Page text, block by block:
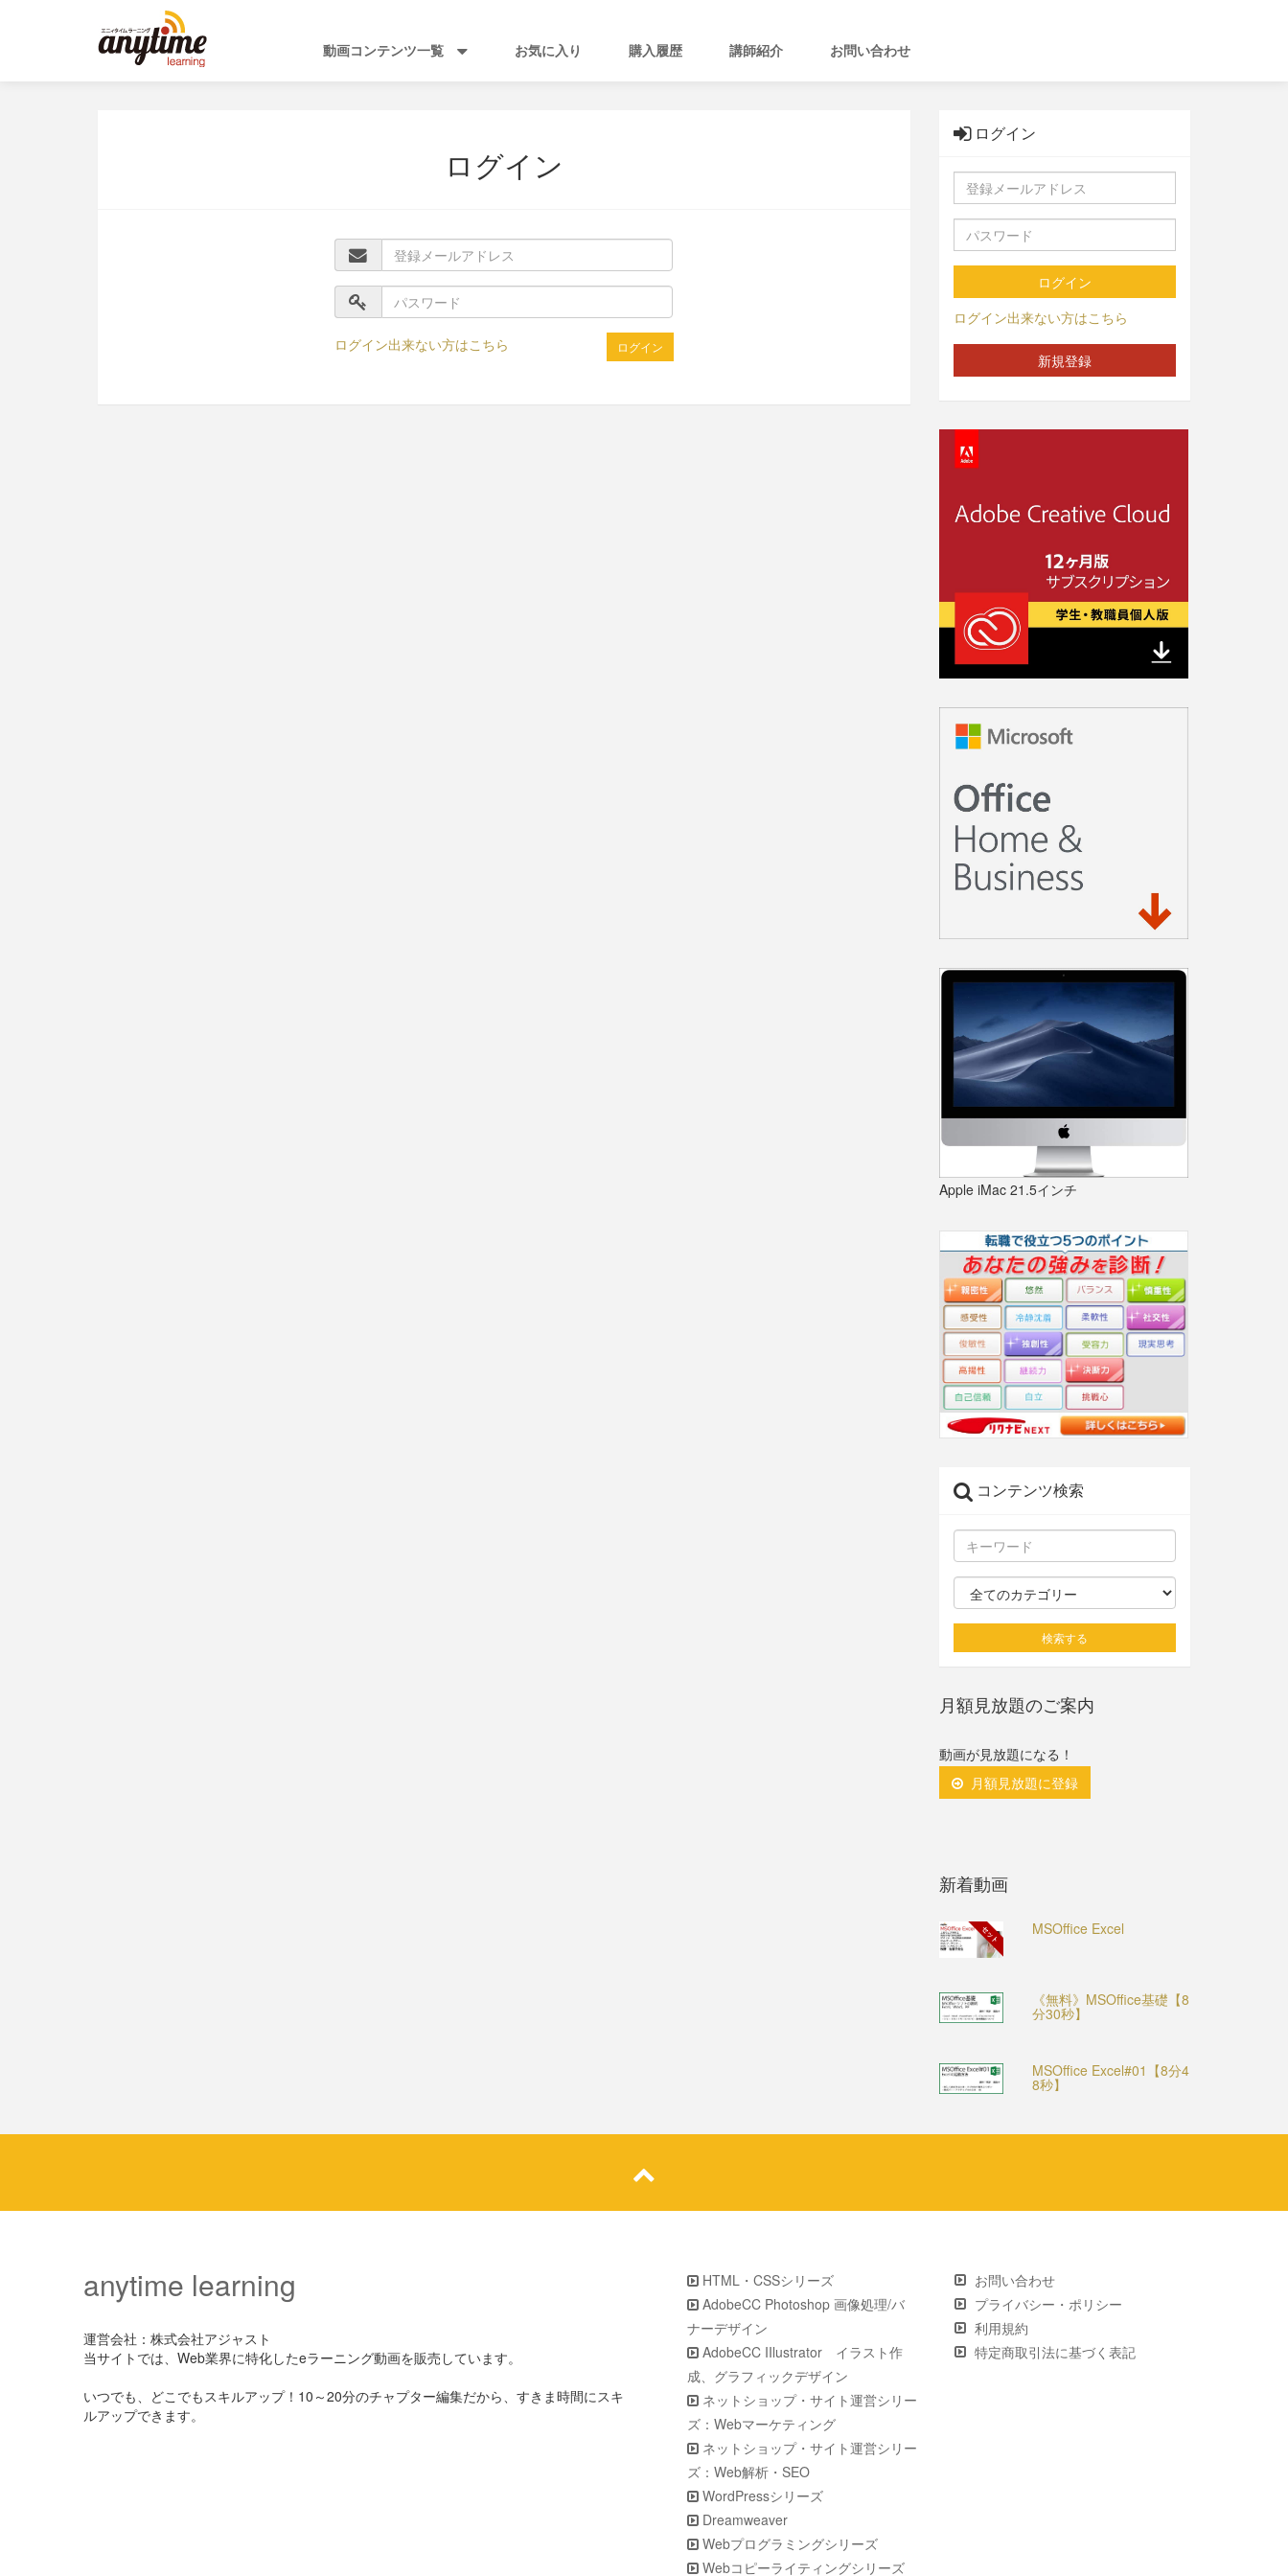
動画コンテンツ一覧 お気に入り 購入履歴 講師紹介 お問い合わせ
ログイン
ログイン
ログイン出来ない方はこちら
ログイン
ログイン
ログイン出来ない方はこちら
新規登録
Apple iMac 21.5インチ
コンテンツ検索
検索する
月額見放題のご案内
動画が見放題になる！
月額見放題に登録
新着動画
セット MSOffice Excel
《無料》MSOffice基礎【8
分30秒】
MSOffice Excel#01【8分4
8秒】
anytime learning
運営会社：株式会社アジャスト
当サイトでは、Web業界に特化したeラーニング動画を販売しています。
いつでも、どこでもスキルアップ！10～20分のチャプター編集だから、すきま時間にスキ
ルアップできます。
HTML・CSSシリーズ
AdobeCC Photoshop 画像処理/バ
ナーデザイン
AdobeCC IIlustrator イラスト作
成、グラフィックデザイン
ネットショップ・サイト運営シリー
ズ：Webマーケティング
ネットショップ・サイト運営シリー
ズ：Web解析・SEO
WordPressシリーズ
Dreamweaver
Webプログラミングシリーズ
Webコピーライティングシリーズ
お問い合わせ
プライバシー・ポリシー
利用規約
特定商取引法に基づく表記